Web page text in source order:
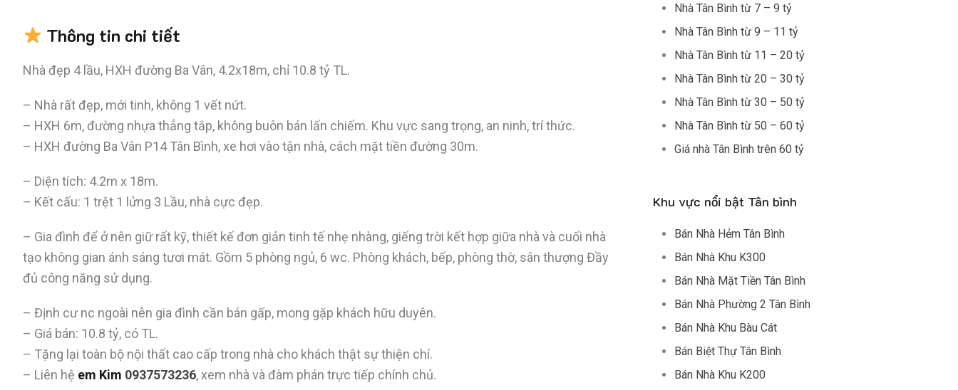
Thông tin chi tiết
Nhà đẹp 4 lầu, HXH đường Ba Vân, 4.2x18m, chỉ 10.8 tỷ TL.
– Nhà rất đẹp, mới tinh, không 1 vết nứt.
– HXH 6m, đường nhựa thẳng tắp, không buôn bán lấn chiếm. Khu vực sang trọng, an ninh, trí thức.
– HXH đường Ba Vân P14 Tân Bình, xe hơi vào tận nhà, cách mặt tiền đường 30m.
– Diện tích: 4.2m x 18m.
– Kết cấu: 1 trệt 1 lửng 3 Lầu, nhà cực đẹp.
– Gia đình để ở nên giữ rất kỹ, thiết kế đơn giản tinh tế nhẹ nhàng, giếng trời kết hợp giữa nhà và cuối nhà
tạo không gian ánh sáng tươi mát. Gồm 5 phòng ngủ, 6 wc. Phòng khách, bếp, phòng thờ, sân thượng Đầy
đủ công năng sử dụng.
– Định cư nc ngoài nên gia đình cần bán gấp, mong gặp khách hữu duyên.
– Giá bán: 10.8 tỷ, có TL.
– Tặng lại toàn bộ nội thất cao cấp trong nhà cho khách thật sự thiện chí.
– Liên hệ em Kim 0937573236, xem nhà và đàm phán trực tiếp chính chủ.
Nhà Tân Bình từ 7 – 9 tỷ
Nhà Tân Bình từ 9 – 11 tỷ
Nhà Tân Bình từ 11 – 20 tỷ
Nhà Tân Bình từ 20 – 30 tỷ
Nhà Tân Bình từ 30 – 50 tỷ
Nhà Tân Bình từ 50 – 60 tỷ
Giá nhà Tân Bình trên 60 tỷ
Khu vực nổi bật Tân bình
Bán Nhà Hẻm Tân Bình
Bán Nhà Khu K300
Bán Nhà Mặt Tiền Tân Bình
Bán Nhà Phường 2 Tân Bình
Bán Nhà Khu Bàu Cát
Bán Biệt Thự Tân Bình
Bán Nhà Khu K200